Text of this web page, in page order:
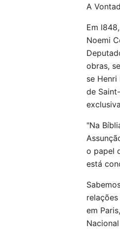
A
Em
Noemi
obras,
se
de
"Na
o papel
está
em